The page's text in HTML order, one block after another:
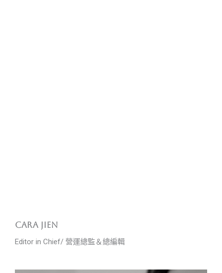
cara jien
Editor in Chief/ 營運總監＆總編輯